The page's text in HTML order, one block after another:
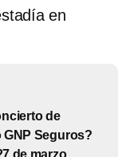
en
de
Seguros?
de marzo